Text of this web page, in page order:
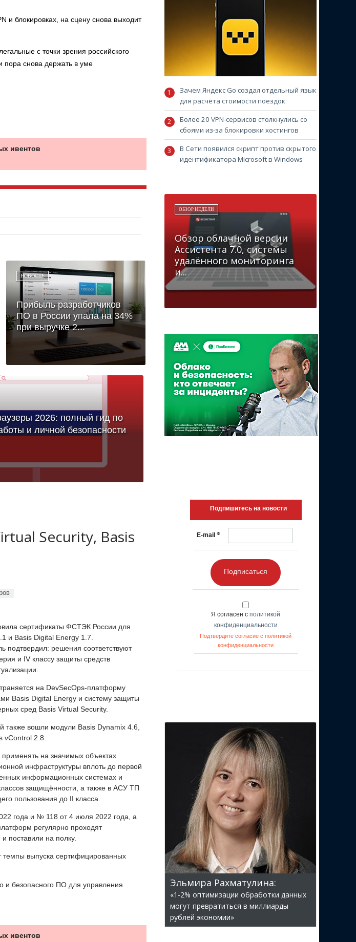
и блокировках, на сцену снова выходит
с точки зрения российского
пора снова держать в уме
ивентов
НОВОСТЬ
Прибыль разработчиков
ПО в России упала на 34%
при выручке 2...
2026: полный гид по
и личной безопасности
Security, Basis
сертификаты ФСТЭК России для
и Basis Digital Energy 1.7.
подтвердил: решения соответствуют
и IV классу защиты средств
на DevSecOps-платформу
Basis Digital Energy и систему защиты
сред Basis Virtual Security.
также вошли модули Basis Dynamix 4.6,
vControl 2.8.
на значимых объектах
инфраструктуры вплоть до первой
информационных системах и
защищённости, а также в АСУ ТП
пользования до II класса.
года и № 118 от 4 июля 2022 года, а
регулярно проходят
поставили на полку.
темпы выпуска сертифицированных
и безопасного ПО для управления
ивентов
Зачем Яндекс Go создал отдельный язык
для расчёта стоимости поездок
Более 20 VPN-сервисов столкнулись со
сбоями из-за блокировки хостингов
В Сети появился скрипт против скрытого
идентификатора Microsoft в Windows
ОБЗОР НЕДЕЛИ
Обзор облачной версии
Ассистента 7.0, системы
удалённого мониторинга
и...
Подпишитесь на новости
E-mail *
Подписаться
Я согласен с политикой
конфиденциальности
Подтвердите согласие с политикой
конфиденциальности
Эльмира Рахматулина:
«1-2% оптимизации обработки данных
могут превратиться в миллиарды
рублей экономии»